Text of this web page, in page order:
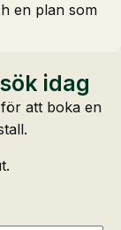
en plan som
idag
att boka en